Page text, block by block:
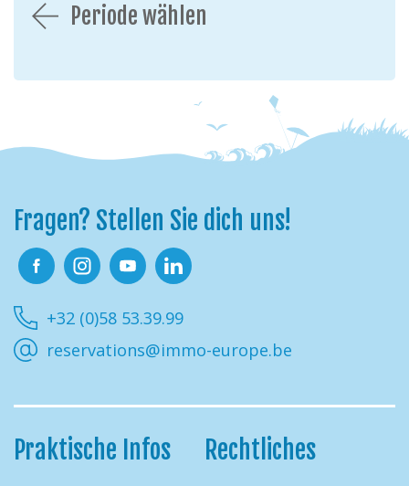
Periode wählen
Fragen? Stellen Sie dich uns!
+32 (0)58 53.39.99
reservations@immo-europe.be
Praktische Infos Rechtliches